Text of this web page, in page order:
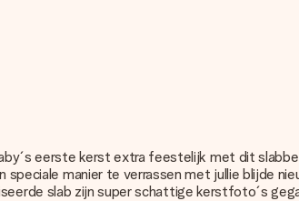
eerste kerst extra feestelijk met dit
manier te verrassen met jullie blijde
slab zijn super schattige kerstfoto´s